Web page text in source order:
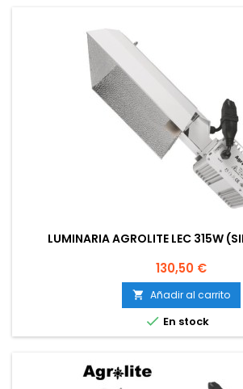
LUMINARIA AGROLITE LEC 315W
Precio
130,50 €
 Añadir al carrito
 En stock